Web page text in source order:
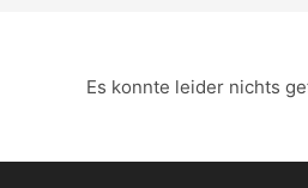
Es konnte leider nichts